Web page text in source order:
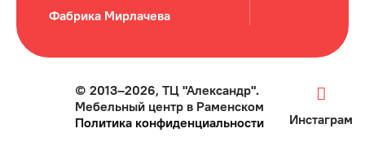
Фабрика Мирлачева
© 2013–2026, ТЦ "Александр".
Мебельный центр в Раменском
Политика конфиденциальности
Инстаграм